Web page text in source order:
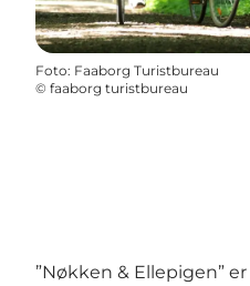
Foto: Faaborg Turistbureau
© faaborg turistbureau
”Nøkken & Ellepigen”